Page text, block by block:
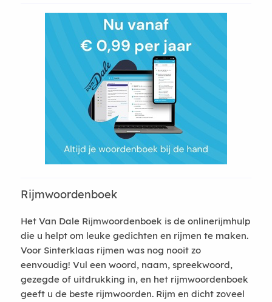
Rijmwoordenboek
Het Van Dale Rijmwoordenboek is de onlinerijmhulp
die u helpt om leuke gedichten en rijmen te maken.
Voor Sinterklaas rijmen was nog nooit zo
eenvoudig! Vul een woord, naam, spreekwoord,
gezegde of uitdrukking in, en het rijmwoordenboek
geeft u de beste rijmwoorden. Rijm en dicht zoveel